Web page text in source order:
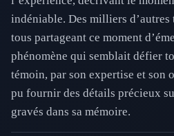
indéniable. Des milliers d’autres
tous partageant ce moment
phénomène qui semblait défier
témoin, par son expertise et son
pu fournir des détails précieux
gravés dans sa mémoire.